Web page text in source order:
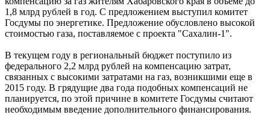
1,8 млрд рублей в год. С предложением выступил комитет
Госдумы по энергетике. Предложение обусловлено высокой
стоимостью газа, поставляемое с проекта "Сахалин-1".
В текущем году в региональный бюджет поступило из
федерального 2,2 млрд рублей на компенсацию затрат,
связанных с высокими затратами на газ, возникшими еще в
2015 году. В грядущие два года подобных компенсаций не
планируется, по этой причине в комитете Госдумы считают
необходимым введение дополнительного финансирования.